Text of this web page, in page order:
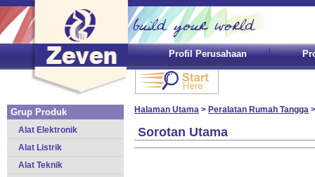
Profil Perusahaan
Grup Produk
Alat Elektronik
Alat Listrik
Alat Teknik
Halaman Utama > Peralatan Rumah Tangga
Sorotan Utama